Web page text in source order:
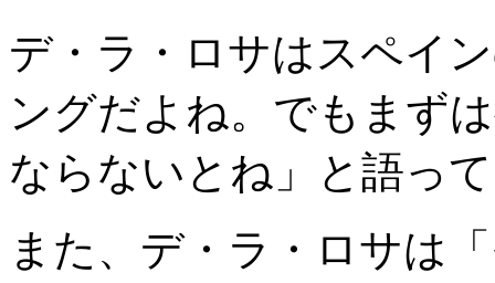
デ・ラ・ロサはスペイ
ングだよね。でもまず
ならないとね」と語っ
また、デ・ラ・ロサは